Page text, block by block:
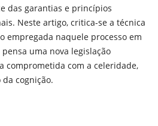
das garantias e princípios
Neste artigo, critica-se a técnica
empregada naquele processo em
uma nova legislação
comprometida com a celeridade,
cognição.